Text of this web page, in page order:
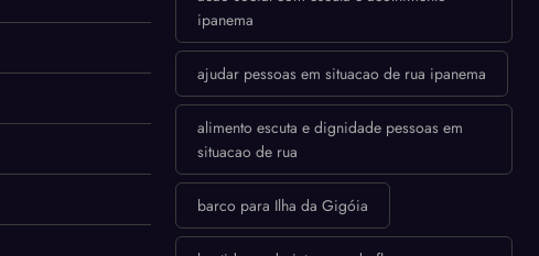
ipanema
ajudar pessoas em situacao de rua ipanema
alimento escuta e dignidade pessoas em
situacao de rua
barco para Ilha da Gigóia